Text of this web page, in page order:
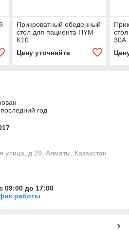
Прикроватный обеденный
стол для пациента HYM-
K10
Цену уточняйте
30A
год
улица, д.29, Алматы, Казахстан
09:00 до 17:00
работы